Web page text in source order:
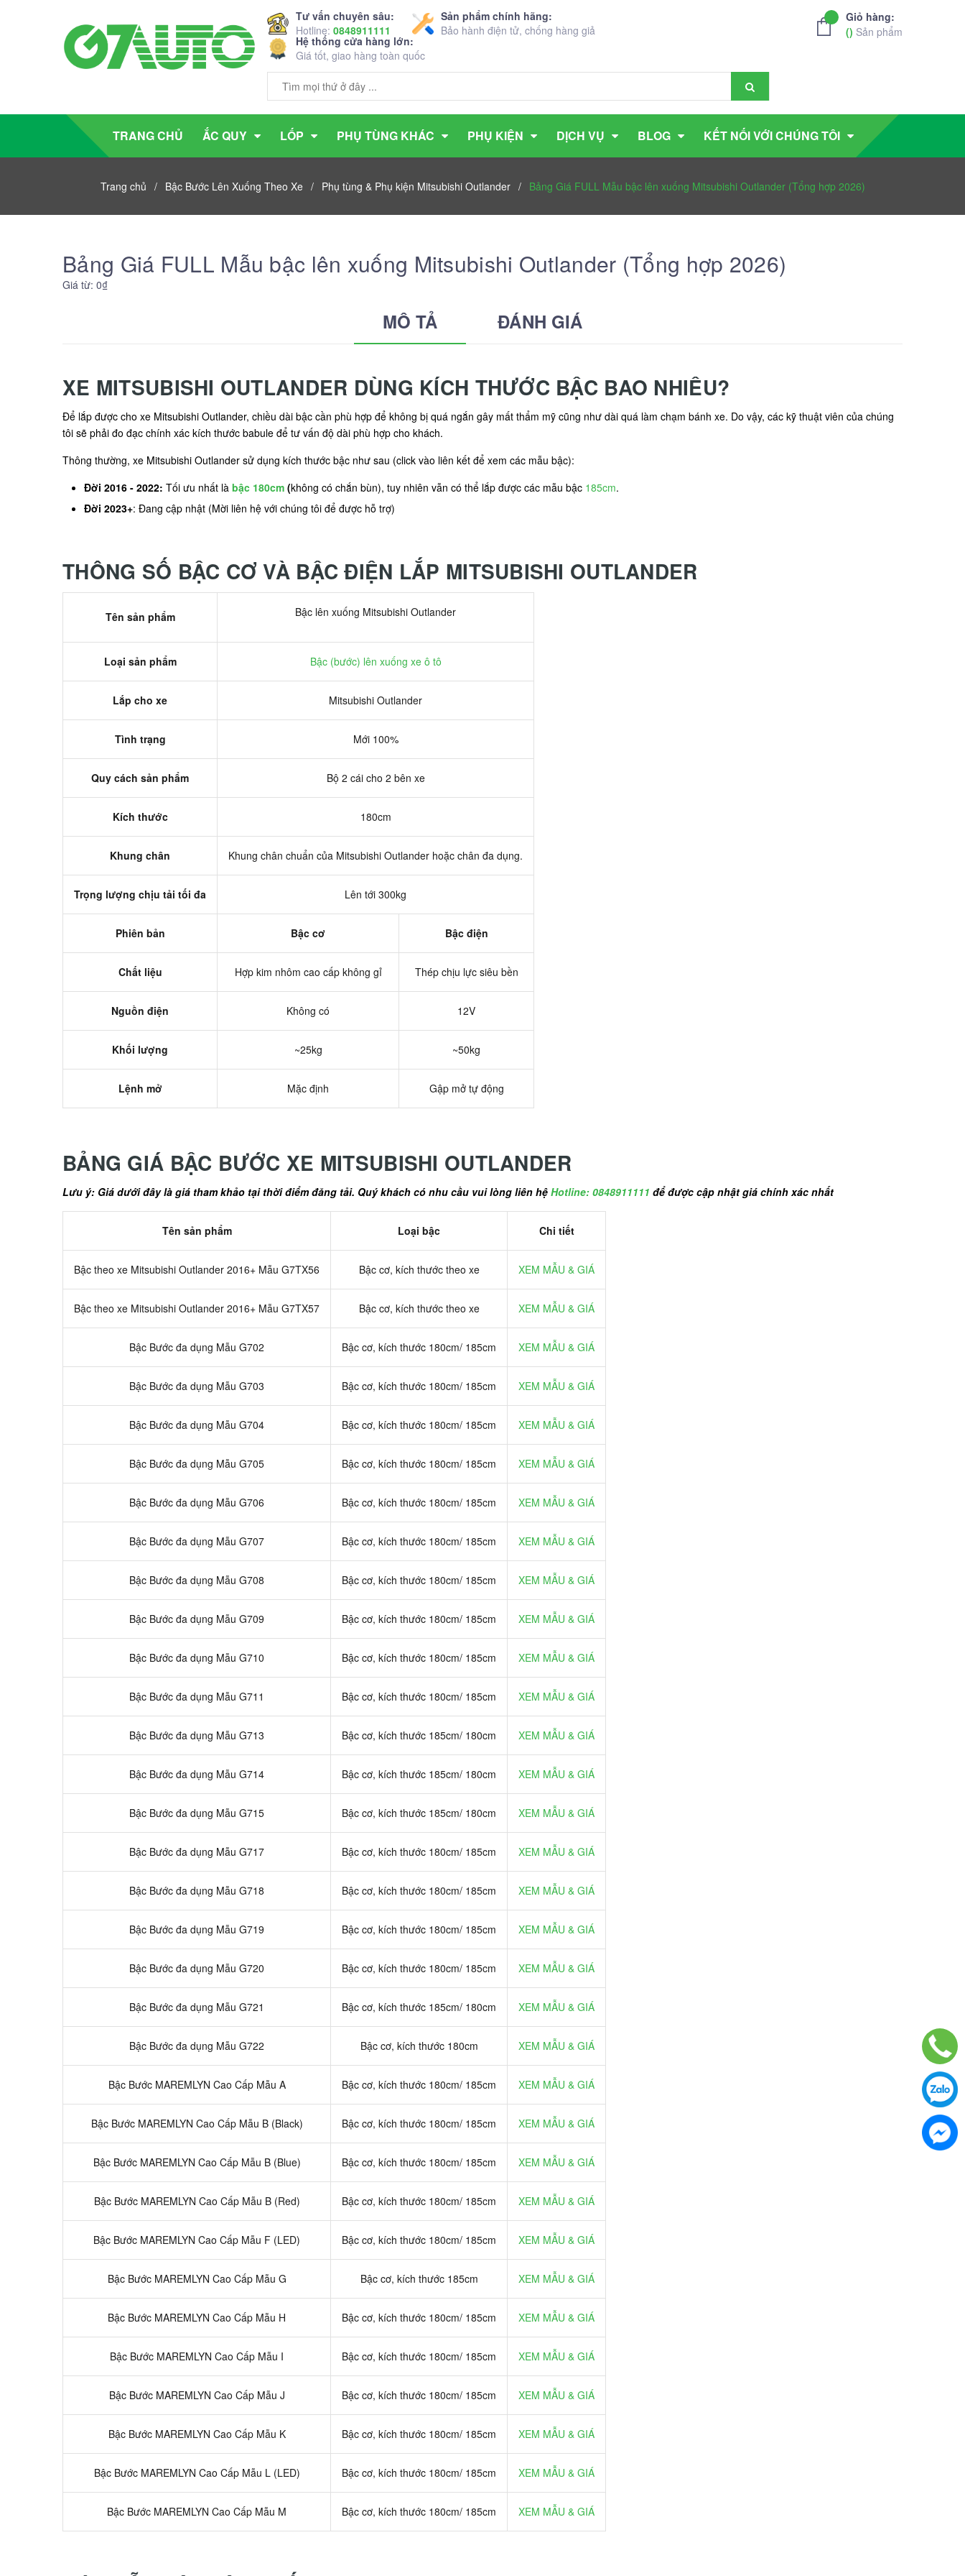
Tư vấn chuyên sâu:
Hotline: 0848911111
Sản phẩm chính hãng:
Bảo hành điện tử, chống hàng giả
Hệ thống cửa hàng lớn:
Giá tốt, giao hàng toàn quốc
Giỏ hàng:
() Sản phẩm
TRANG CHỦ ẮC QUY LỐP PHỤ TÙNG KHÁC PHỤ KIỆN DỊCH VỤ BLOG KẾT NỐI VỚI CHÚNG TÔI
Trang chủ / Bậc Bước Lên Xuống Theo Xe / Phụ tùng & Phụ kiện Mitsubishi Outlander / Bảng Giá FULL Mẫu bậc lên xuống Mitsubishi Outlander (Tổng hợp 2026)
Bảng Giá FULL Mẫu bậc lên xuống Mitsubishi Outlander (Tổng hợp 2026)
Giá từ: 0₫
MÔ TẢ ĐÁNH GIÁ
XE MITSUBISHI OUTLANDER DÙNG KÍCH THƯỚC BẬC BAO NHIÊU?
Để lắp được cho xe Mitsubishi Outlander, chiều dài bậc cần phù hợp để không bị quá ngắn gây mất thẩm mỹ cũng như dài quá làm chạm bánh xe. Do vậy, các kỹ thuật viên của chúng
tôi sẽ phải đo đạc chính xác kích thước babule để tư vấn độ dài phù hợp cho khách.
Thông thường, xe Mitsubishi Outlander sử dụng kích thước bậc như sau (click vào liên kết để xem các mẫu bậc):
Đời 2016 - 2022: Tối ưu nhất là bậc 180cm (không có chắn bùn), tuy nhiên vẫn có thể lắp được các mẫu bậc 185cm.
Đời 2023+: Đang cập nhật (Mời liên hệ với chúng tôi để được hỗ trợ)
THÔNG SỐ BẬC CƠ VÀ BẬC ĐIỆN LẮP MITSUBISHI OUTLANDER
Tên sản phẩm Bậc lên xuống Mitsubishi Outlander
Loại sản phẩm Bậc (bước) lên xuống xe ô tô
Lắp cho xe Mitsubishi Outlander
Tình trạng Mới 100%
Quy cách sản phẩm Bộ 2 cái cho 2 bên xe
Kích thước 180cm
Khung chân Khung chân chuẩn của Mitsubishi Outlander hoặc chân đa dụng.
Trọng lượng chịu tải tối đa Lên tới 300kg
Phiên bản Bậc cơ Bậc điện
Chất liệu Hợp kim nhôm cao cấp không gỉ Thép chịu lực siêu bền
Nguồn điện Không có 12V
Khối lượng ~25kg ~50kg
Lệnh mở Mặc định Gập mở tự động
BẢNG GIÁ BẬC BƯỚC XE MITSUBISHI OUTLANDER
Lưu ý: Giá dưới đây là giá tham khảo tại thời điểm đăng tải. Quý khách có nhu cầu vui lòng liên hệ Hotline: 0848911111 để được cập nhật giá chính xác nhất
Tên sản phẩm Loại bậc Chi tiết
Bậc theo xe Mitsubishi Outlander 2016+ Mẫu G7TX56 Bậc cơ, kích thước theo xe XEM MẪU & GIÁ
Bậc theo xe Mitsubishi Outlander 2016+ Mẫu G7TX57 Bậc cơ, kích thước theo xe XEM MẪU & GIÁ
Bậc Bước đa dụng Mẫu G702 Bậc cơ, kích thước 180cm/ 185cm XEM MẪU & GIÁ
Bậc Bước đa dụng Mẫu G703 Bậc cơ, kích thước 180cm/ 185cm XEM MẪU & GIÁ
Bậc Bước đa dụng Mẫu G704 Bậc cơ, kích thước 180cm/ 185cm XEM MẪU & GIÁ
Bậc Bước đa dụng Mẫu G705 Bậc cơ, kích thước 180cm/ 185cm XEM MẪU & GIÁ
Bậc Bước đa dụng Mẫu G706 Bậc cơ, kích thước 180cm/ 185cm XEM MẪU & GIÁ
Bậc Bước đa dụng Mẫu G707 Bậc cơ, kích thước 180cm/ 185cm XEM MẪU & GIÁ
Bậc Bước đa dụng Mẫu G708 Bậc cơ, kích thước 180cm/ 185cm XEM MẪU & GIÁ
Bậc Bước đa dụng Mẫu G709 Bậc cơ, kích thước 180cm/ 185cm XEM MẪU & GIÁ
Bậc Bước đa dụng Mẫu G710 Bậc cơ, kích thước 180cm/ 185cm XEM MẪU & GIÁ
Bậc Bước đa dụng Mẫu G711 Bậc cơ, kích thước 180cm/ 185cm XEM MẪU & GIÁ
Bậc Bước đa dụng Mẫu G713 Bậc cơ, kích thước 185cm/ 180cm XEM MẪU & GIÁ
Bậc Bước đa dụng Mẫu G714 Bậc cơ, kích thước 185cm/ 180cm XEM MẪU & GIÁ
Bậc Bước đa dụng Mẫu G715 Bậc cơ, kích thước 185cm/ 180cm XEM MẪU & GIÁ
Bậc Bước đa dụng Mẫu G717 Bậc cơ, kích thước 180cm/ 185cm XEM MẪU & GIÁ
Bậc Bước đa dụng Mẫu G718 Bậc cơ, kích thước 180cm/ 185cm XEM MẪU & GIÁ
Bậc Bước đa dụng Mẫu G719 Bậc cơ, kích thước 180cm/ 185cm XEM MẪU & GIÁ
Bậc Bước đa dụng Mẫu G720 Bậc cơ, kích thước 180cm/ 185cm XEM MẪU & GIÁ
Bậc Bước đa dụng Mẫu G721 Bậc cơ, kích thước 185cm/ 180cm XEM MẪU & GIÁ
Bậc Bước đa dụng Mẫu G722 Bậc cơ, kích thước 180cm XEM MẪU & GIÁ
Bậc Bước MAREMLYN Cao Cấp Mẫu A Bậc cơ, kích thước 180cm/ 185cm XEM MẪU & GIÁ
Bậc Bước MAREMLYN Cao Cấp Mẫu B (Black) Bậc cơ, kích thước 180cm/ 185cm XEM MẪU & GIÁ
Bậc Bước MAREMLYN Cao Cấp Mẫu B (Blue) Bậc cơ, kích thước 180cm/ 185cm XEM MẪU & GIÁ
Bậc Bước MAREMLYN Cao Cấp Mẫu B (Red) Bậc cơ, kích thước 180cm/ 185cm XEM MẪU & GIÁ
Bậc Bước MAREMLYN Cao Cấp Mẫu F (LED) Bậc cơ, kích thước 180cm/ 185cm XEM MẪU & GIÁ
Bậc Bước MAREMLYN Cao Cấp Mẫu G Bậc cơ, kích thước 185cm XEM MẪU & GIÁ
Bậc Bước MAREMLYN Cao Cấp Mẫu H Bậc cơ, kích thước 180cm/ 185cm XEM MẪU & GIÁ
Bậc Bước MAREMLYN Cao Cấp Mẫu I Bậc cơ, kích thước 180cm/ 185cm XEM MẪU & GIÁ
Bậc Bước MAREMLYN Cao Cấp Mẫu J Bậc cơ, kích thước 180cm/ 185cm XEM MẪU & GIÁ
Bậc Bước MAREMLYN Cao Cấp Mẫu K Bậc cơ, kích thước 180cm/ 185cm XEM MẪU & GIÁ
Bậc Bước MAREMLYN Cao Cấp Mẫu L (LED) Bậc cơ, kích thước 180cm/ 185cm XEM MẪU & GIÁ
Bậc Bước MAREMLYN Cao Cấp Mẫu M Bậc cơ, kích thước 180cm/ 185cm XEM MẪU & GIÁ